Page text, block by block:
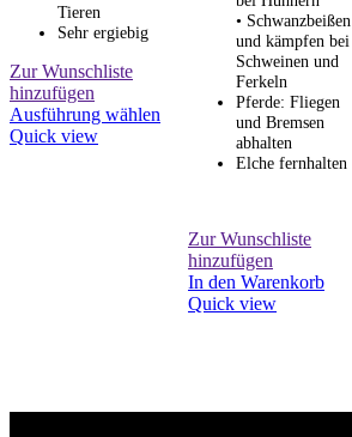
Tieren
Sehr ergiebig
Zur Wunschliste
hinzufügen
Ausführung wählen
Optionen
können
Quick view
• Schwanzbeißen
und kämpfen bei
Schweinen und
Ferkeln
Pferde: Fliegen
und Bremsen
abhalten
Elche fernhalten
Zur Wunschliste
hinzufügen
In den Warenkorb
Quick view